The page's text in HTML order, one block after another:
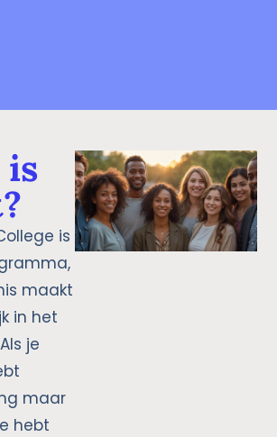
is
is
maakt
in het
je
maar
hebt